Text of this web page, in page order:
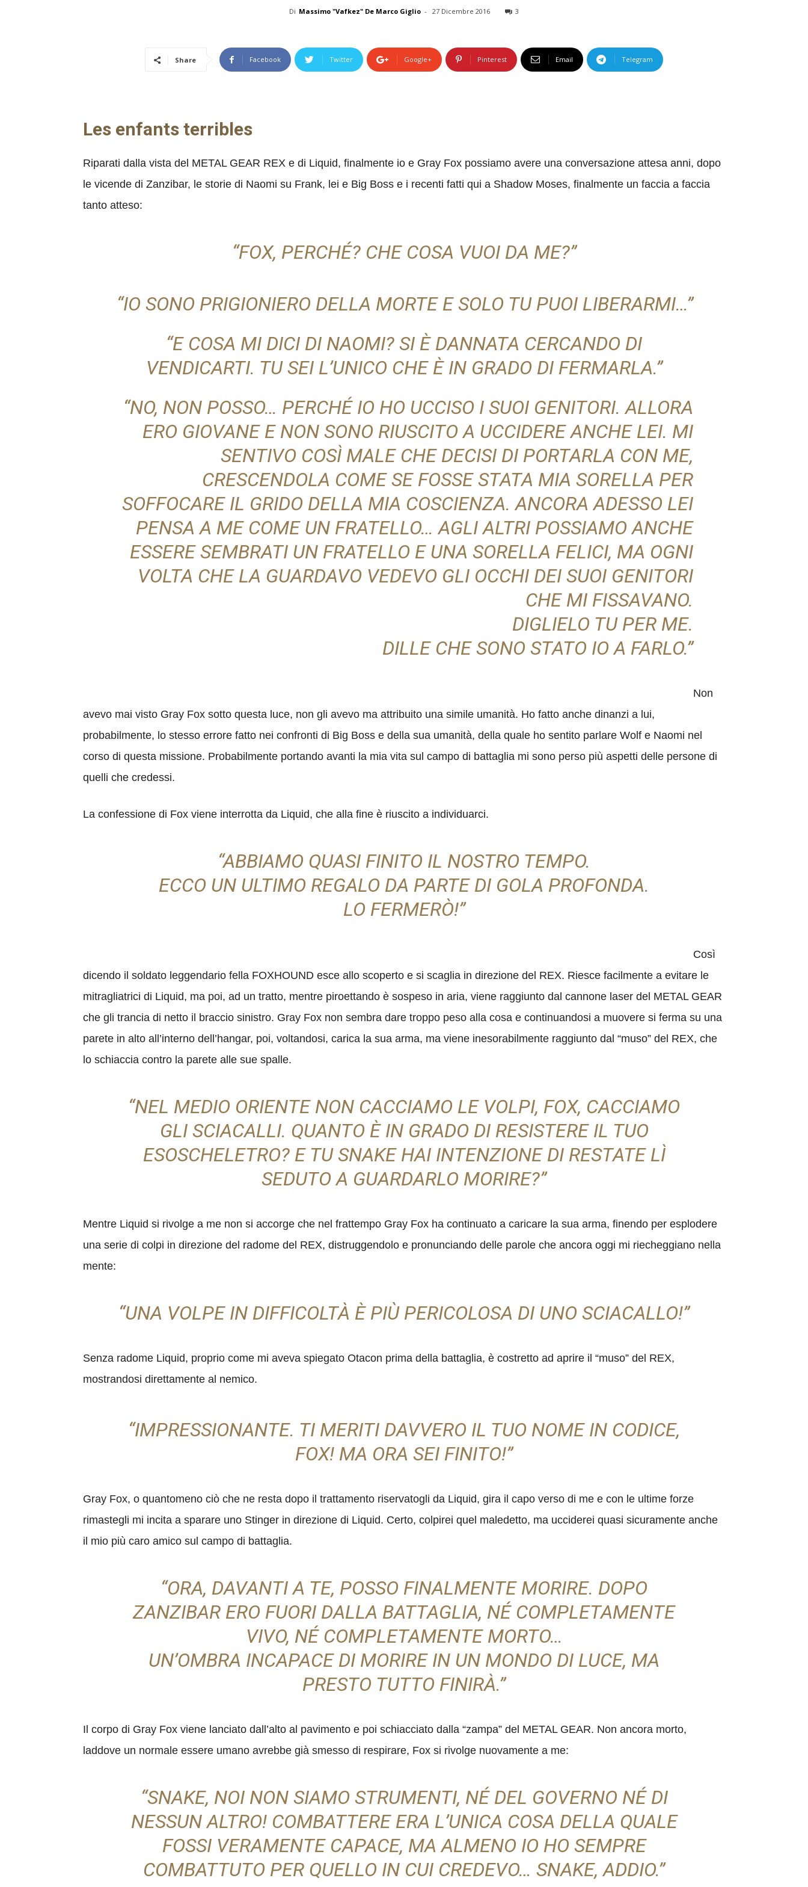
Di Massimo "Vafkez" De Marco Giglio - 27 Dicembre 2016 3
Share Facebook Twitter Google+ Pinterest Email Telegram
Les enfants terribles
Riparati dalla vista del METAL GEAR REX e di Liquid, finalmente io e Gray Fox possiamo avere una conversazione attesa anni, dopo
le vicende di Zanzibar, le storie di Naomi su Frank, lei e Big Boss e i recenti fatti qui a Shadow Moses, finalmente un faccia a faccia
tanto atteso:
“FOX, PERCHÉ? CHE COSA VUOI DA ME?”
“IO SONO PRIGIONIERO DELLA MORTE E SOLO TU PUOI LIBERARMI…”
“E COSA MI DICI DI NAOMI? SI È DANNATA CERCANDO DI
VENDICARTI. TU SEI L’UNICO CHE È IN GRADO DI FERMARLA.”
“NO, NON POSSO… PERCHÉ IO HO UCCISO I SUOI GENITORI. ALLORA
ERO GIOVANE E NON SONO RIUSCITO A UCCIDERE ANCHE LEI. MI
SENTIVO COSÌ MALE CHE DECISI DI PORTARLA CON ME,
CRESCENDOLA COME SE FOSSE STATA MIA SORELLA PER
SOFFOCARE IL GRIDO DELLA MIA COSCIENZA. ANCORA ADESSO LEI
PENSA A ME COME UN FRATELLO… AGLI ALTRI POSSIAMO ANCHE
ESSERE SEMBRATI UN FRATELLO E UNA SORELLA FELICI, MA OGNI
VOLTA CHE LA GUARDAVO VEDEVO GLI OCCHI DEI SUOI GENITORI
CHE MI FISSAVANO.
DIGLIELO TU PER ME.
DILLE CHE SONO STATO IO A FARLO.”
Non
avevo mai visto Gray Fox sotto questa luce, non gli avevo ma attribuito una simile umanità. Ho fatto anche dinanzi a lui,
probabilmente, lo stesso errore fatto nei confronti di Big Boss e della sua umanità, della quale ho sentito parlare Wolf e Naomi nel
corso di questa missione. Probabilmente portando avanti la mia vita sul campo di battaglia mi sono perso più aspetti delle persone di
quelli che credessi.
La confessione di Fox viene interrotta da Liquid, che alla fine è riuscito a individuarci.
“ABBIAMO QUASI FINITO IL NOSTRO TEMPO.
ECCO UN ULTIMO REGALO DA PARTE DI GOLA PROFONDA.
LO FERMERÒ!”
Così
dicendo il soldato leggendario fella FOXHOUND esce allo scoperto e si scaglia in direzione del REX. Riesce facilmente a evitare le
mitragliatrici di Liquid, ma poi, ad un tratto, mentre piroettando è sospeso in aria, viene raggiunto dal cannone laser del METAL GEAR
che gli trancia di netto il braccio sinistro. Gray Fox non sembra dare troppo peso alla cosa e continuandosi a muovere si ferma su una
parete in alto all’interno dell’hangar, poi, voltandosi, carica la sua arma, ma viene inesorabilmente raggiunto dal “muso” del REX, che
lo schiaccia contro la parete alle sue spalle.
“NEL MEDIO ORIENTE NON CACCIAMO LE VOLPI, FOX, CACCIAMO
GLI SCIACALLI. QUANTO È IN GRADO DI RESISTERE IL TUO
ESOSCHELETRO? E TU SNAKE HAI INTENZIONE DI RESTATE LÌ
SEDUTO A GUARDARLO MORIRE?”
Mentre Liquid si rivolge a me non si accorge che nel frattempo Gray Fox ha continuato a caricare la sua arma, finendo per esplodere
una serie di colpi in direzione del radome del REX, distruggendolo e pronunciando delle parole che ancora oggi mi riecheggiano nella
mente:
“UNA VOLPE IN DIFFICOLTÀ È PIÙ PERICOLOSA DI UNO SCIACALLO!”
Senza radome Liquid, proprio come mi aveva spiegato Otacon prima della battaglia, è costretto ad aprire il “muso” del REX,
mostrandosi direttamente al nemico.
“IMPRESSIONANTE. TI MERITI DAVVERO IL TUO NOME IN CODICE,
FOX! MA ORA SEI FINITO!”
Gray Fox, o quantomeno ciò che ne resta dopo il trattamento riservatogli da Liquid, gira il capo verso di me e con le ultime forze
rimastegli mi incita a sparare uno Stinger in direzione di Liquid. Certo, colpirei quel maledetto, ma ucciderei quasi sicuramente anche
il mio più caro amico sul campo di battaglia.
“ORA, DAVANTI A TE, POSSO FINALMENTE MORIRE. DOPO
ZANZIBAR ERO FUORI DALLA BATTAGLIA, NÉ COMPLETAMENTE
VIVO, NÉ COMPLETAMENTE MORTO…
UN’OMBRA INCAPACE DI MORIRE IN UN MONDO DI LUCE, MA
PRESTO TUTTO FINIRÀ.”
Il corpo di Gray Fox viene lanciato dall’alto al pavimento e poi schiacciato dalla “zampa” del METAL GEAR. Non ancora morto,
laddove un normale essere umano avrebbe già smesso di respirare, Fox si rivolge nuovamente a me:
“SNAKE, NOI NON SIAMO STRUMENTI, NÉ DEL GOVERNO NÉ DI
NESSUN ALTRO! COMBATTERE ERA L’UNICA COSA DELLA QUALE
FOSSI VERAMENTE CAPACE, MA ALMENO IO HO SEMPRE
COMBATTUTO PER QUELLO IN CUI CREDEVO… SNAKE, ADDIO.”